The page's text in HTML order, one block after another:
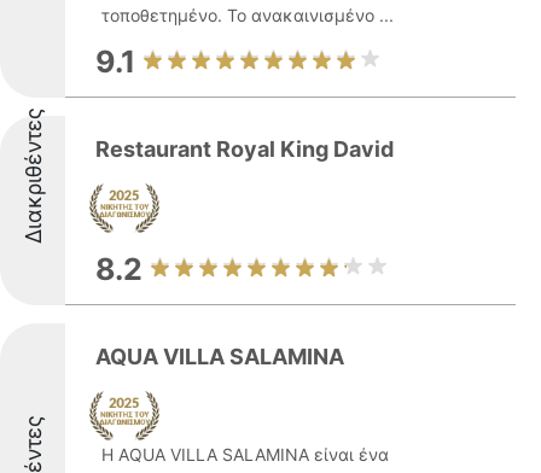
τοποθετημένο. Το ανακαινισμένο ...
9.1
Διακριθέντες Restaurant Royal King David
8.2
AQUA VILLA SALAMINA
Η AQUA VILLA SALAMINA είναι ένα